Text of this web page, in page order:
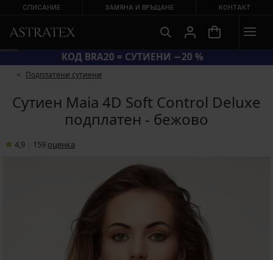
СПИСАНИЕ ЗАМЯНА И ВРЪЩАНЕ КОНТАКТ
КОД BRA20 = СУТИЕНИ −20 %
Подплатени сутиени
Сутиен Maia 4D Soft Control Deluxe
подплатен - бежово
4,9 159 oценка